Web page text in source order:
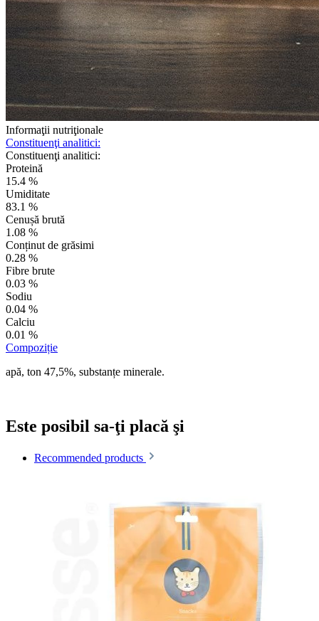
Informaţii nutriţionale
Constituenţi analitici:
Constituenţi analitici:
Proteină
15.4 %
Umiditate
83.1 %
Cenușă brută
1.08 %
Conținut de grăsimi
0.28 %
Fibre brute
0.03 %
Sodiu
0.04 %
Calciu
0.01 %
Compoziție
apă, ton 47,5%, substanțe minerale.
Este posibil sa-ţi placă şi
Recommended products